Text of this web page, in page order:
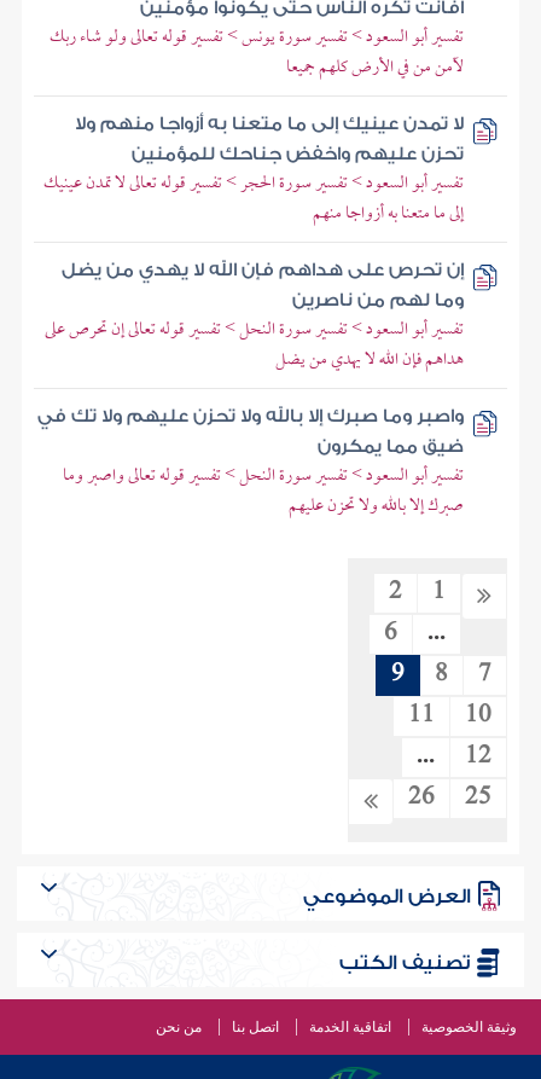
أفأنت تكره الناس حتى يكونوا مؤمنين
تفسير أبو السعود > تفسير سورة يونس > تفسير قوله تعالى ولو شاء ربك
لآمن من في الأرض كلهم جميعا
لا تمدن عينيك إلى ما متعنا به أزواجا منهم ولا
تحزن عليهم واخفض جناحك للمؤمنين
تفسير أبو السعود > تفسير سورة الحجر > تفسير قوله تعالى لا تمدن عينيك
إلى ما متعنا به أزواجا منهم
إن تحرص على هداهم فإن الله لا يهدي من يضل
وما لهم من ناصرين
تفسير أبو السعود > تفسير سورة النحل > تفسير قوله تعالى إن تحرص على
هداهم فإن الله لا يهدي من يضل
واصبر وما صبرك إلا بالله ولا تحزن عليهم ولا تك في
ضيق مما يمكرون
تفسير أبو السعود > تفسير سورة النحل > تفسير قوله تعالى واصبر وما
صبرك إلا بالله ولا تحزن عليهم
1
2
...
6
7
8
9
10
11
12
...
25
26
العرض الموضوعي
تصنيف الكتب
وثيقة الخصوصية اتفاقية الخدمة اتصل بنا من نحن